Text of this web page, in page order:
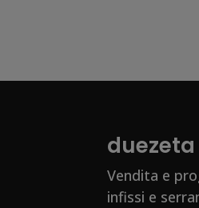
Vendita e
infissi e